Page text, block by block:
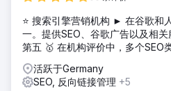
⭐ 搜索引擎营销机构 ► 在谷歌和
一。提供SEO、谷歌广告以及相
第五 🥇 在机构评价中，多个SEO
活跃于Germany
SEO, 反向链接管理 +5